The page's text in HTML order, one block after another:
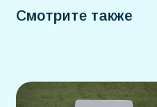
Смотрите также